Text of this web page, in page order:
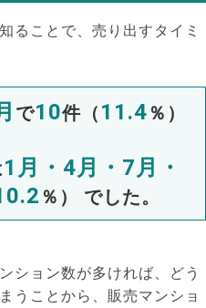
ることで、売り出すタイミ
で10件（ 11.4 ％）
1月・4月・7月・
％） でした。
ション数が多ければ、どう
うことから、販売マンショ